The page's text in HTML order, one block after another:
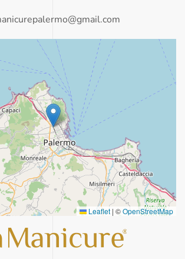
Leaflet | ©OpenStreetMap